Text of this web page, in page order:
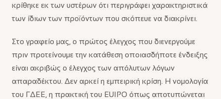
κρίθηκε εκ των υστέρων ότι περιγράφει χαρακτηριστικά
των ίδιων των προϊόντων που σκόπευε να διακρίνει.
Στο γραφείο μας, ο πρώτος έλεγχος που διενεργούμε
πριν προτείνουμε την κατάθεση οποιασδήποτε ένδειξης
είναι ακριβώς ο έλεγχος των απόλυτων λόγων
απαραδέκτου. Δεν αρκεί η εμπειρική κρίση. Η νομολογία
του ΓΔΕΕ, η πρακτική του EUIPO όπως αποτυπώνεται